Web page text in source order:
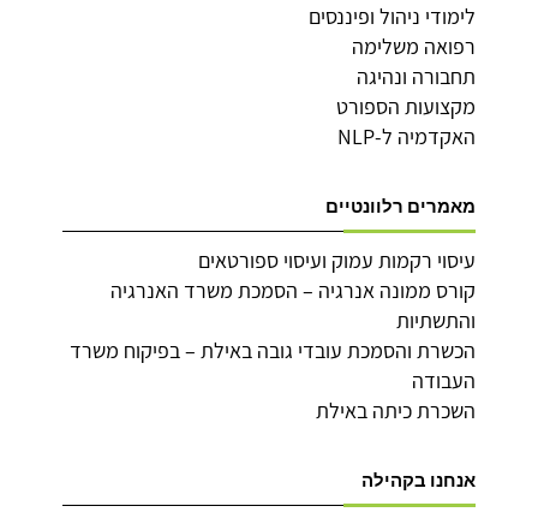
לימודי ניהול ופיננסים
רפואה משלימה
תחבורה ונהיגה
מקצועות הספורט
האקדמיה ל-NLP
מאמרים רלוונטיים
עיסוי רקמות עמוק ועיסוי ספורטאים
קורס ממונה אנרגיה – הסמכת משרד האנרגיה
והתשתיות
הכשרת והסמכת עובדי גובה באילת – בפיקוח משרד
העבודה
השכרת כיתה באילת
אנחנו בקהילה